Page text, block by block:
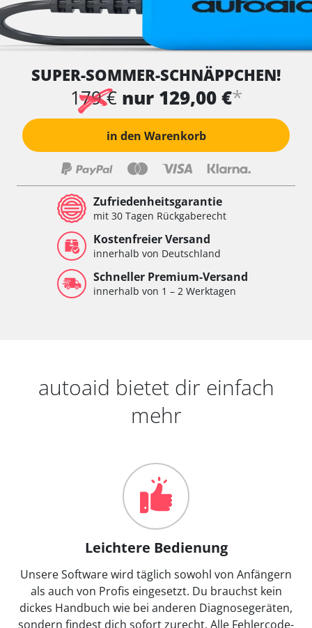
SUPER-SOMMER-SCHNÄPPCHEN!
179 € nur 129,00 €*
in den Warenkorb
Zufriedenheitsgarantie
mit 30 Tagen Rückgaberecht
Kostenfreier Versand
innerhalb von Deutschland
Schneller Premium-Versand
innerhalb von 1 – 2 Werktagen
autoaid bietet dir einfach
mehr
Leichtere Bedienung
Unsere Software wird täglich sowohl von Anfängern
als auch von Profis eingesetzt. Du brauchst kein
dickes Handbuch wie bei anderen Diagnosegeräten,
sondern findest dich sofort zurecht. Alle Fehlercode-